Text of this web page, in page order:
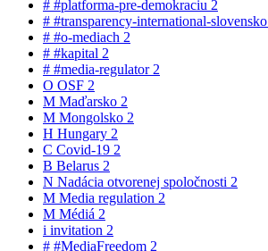
# #platforma-pre-demokraciu 2
# #transparency-international-slovensko
# #o-mediach 2
# #kapital 2
# #media-regulator 2
O OSF 2
M Maďarsko 2
M Mongolsko 2
H Hungary 2
C Covid-19 2
B Belarus 2
N Nadácia otvorenej spoločnosti 2
M Media regulation 2
M Médiá 2
i invitation 2
# #MediaFreedom 2